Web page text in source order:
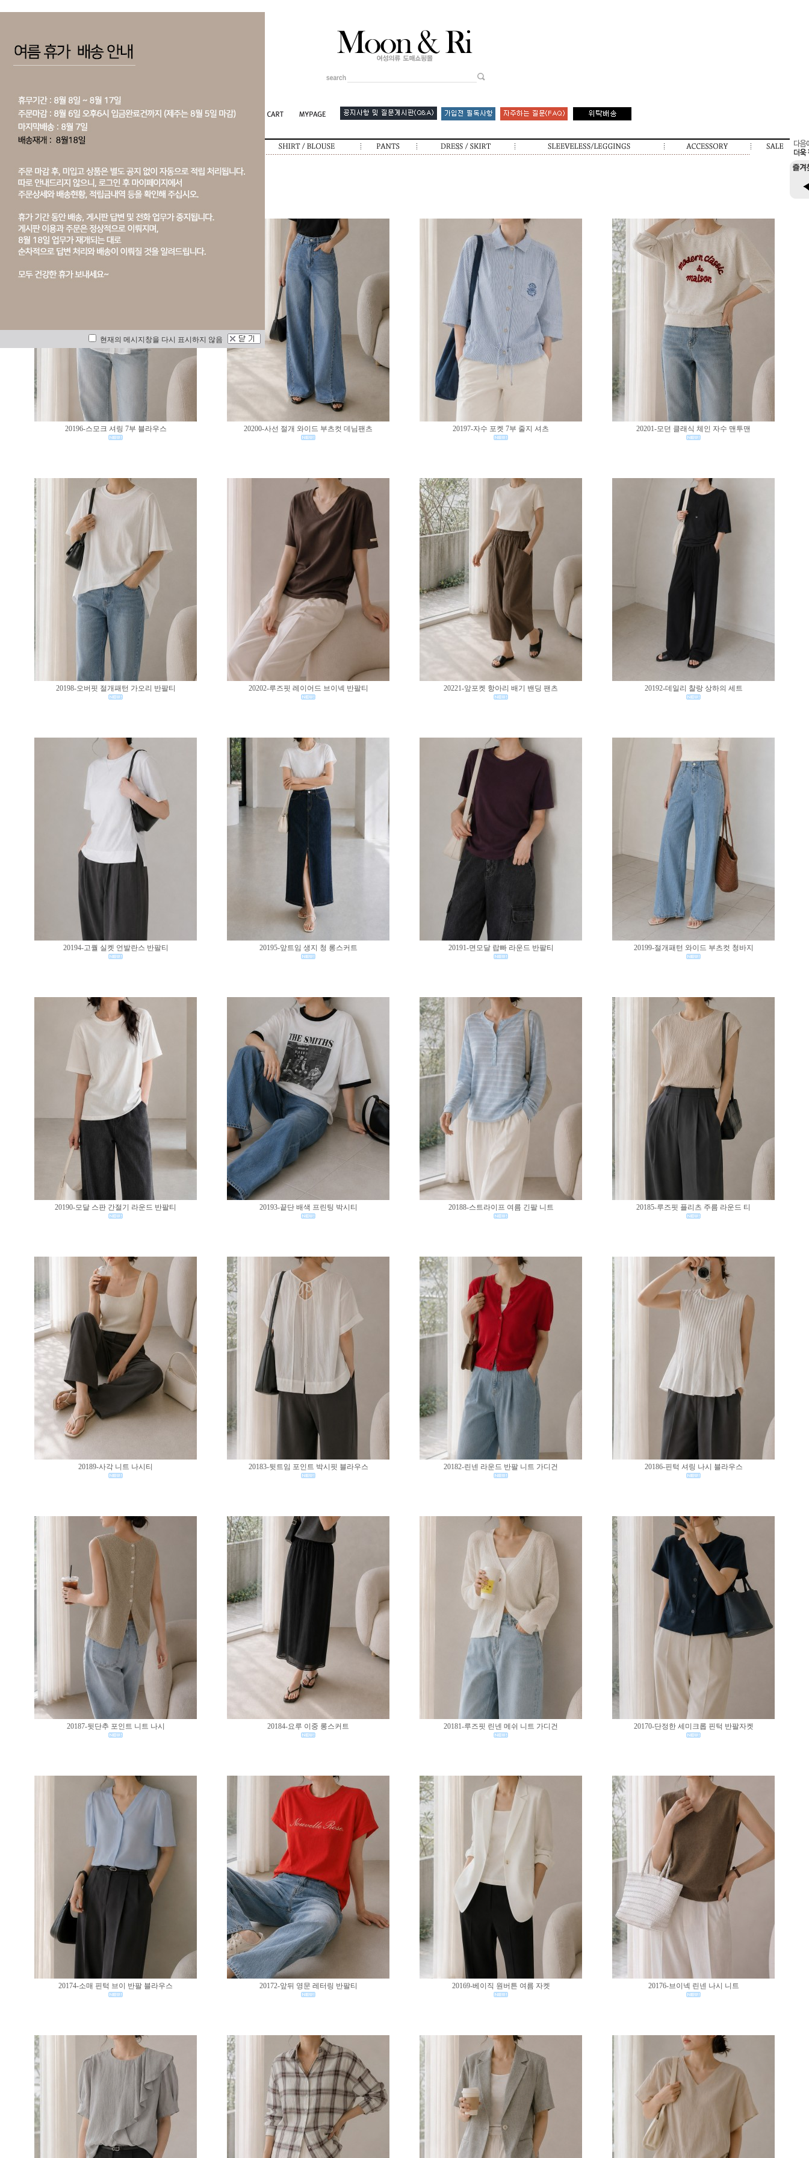
20196-스모크 셔링 7부 블라우스 20200-사선 절개 와이드 부츠컷 데님팬츠 20197-자수 포켓 7부 줄지 셔츠 20201-모던 클래식 체인 자수 맨투맨
20198-오버핏 절개패턴 가오리 반팔티 20202-루즈핏 레이어드 브이넥 반팔티 20221-앞포켓 항아리 배기 밴딩 팬츠 20192-데일리 찰랑 상하의 세트
20194-고퀄 실켓 언발란스 반팔티 20195-앞트임 생지 청 롱스커트 20191-면모달 랍빠 라운드 반팔티 20199-절개패턴 와이드 부츠컷 청바지
20190-모달 스판 간절기 라운드 반팔티 20193-끝단 배색 프린팅 박시티 20188-스트라이프 여름 긴팔 니트 20185-루즈핏 플리츠 주름 라운드 티
20189-사각 니트 나시티 20183-뒷트임 포인트 박시핏 블라우스 20182-린넨 라운드 반팔 니트 가디건 20186-핀턱 셔링 나시 블라우스
20187-뒷단추 포인트 니트 나시 20184-요루 이중 롱스커트 20181-루즈핏 린넨 메쉬 니트 가디건 20170-단정한 세미크롭 핀턱 반팔자켓
20174-소매 핀턱 브이 반팔 블라우스 20172-앞뒤 영문 레터링 반팔티 20169-베이직 원버튼 여름 자켓 20176-브이넥 린넨 나시 니트
현재의 메시지창을 다시 표시하지 않음